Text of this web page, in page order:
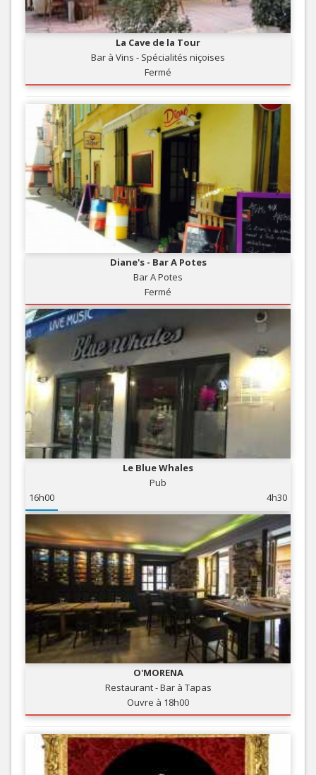
La Cave de la Tour
Bar à Vins - Spécialités niçoises
Fermé
Diane's - Bar A Potes
Bar A Potes
Fermé
Le Blue Whales
Pub
16h00
4h30
O'MORENA
Restaurant - Bar à Tapas
Ouvre à 18h00